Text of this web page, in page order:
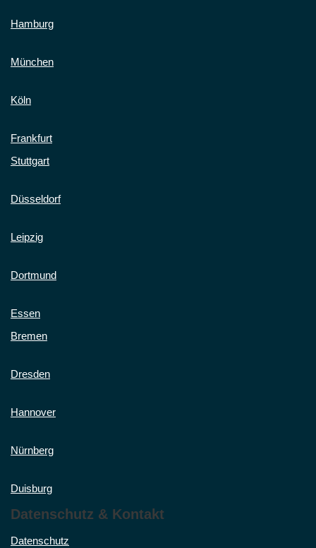
Hamburg
München
Köln
Frankfurt
Stuttgart
Düsseldorf
Leipzig
Dortmund
Essen
Bremen
Dresden
Hannover
Nürnberg
Duisburg
Datenschutz & Kontakt
Datenschutz